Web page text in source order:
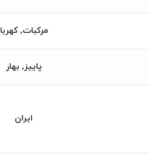
مرکبات, کهربا
پاییز, بهار
ایران